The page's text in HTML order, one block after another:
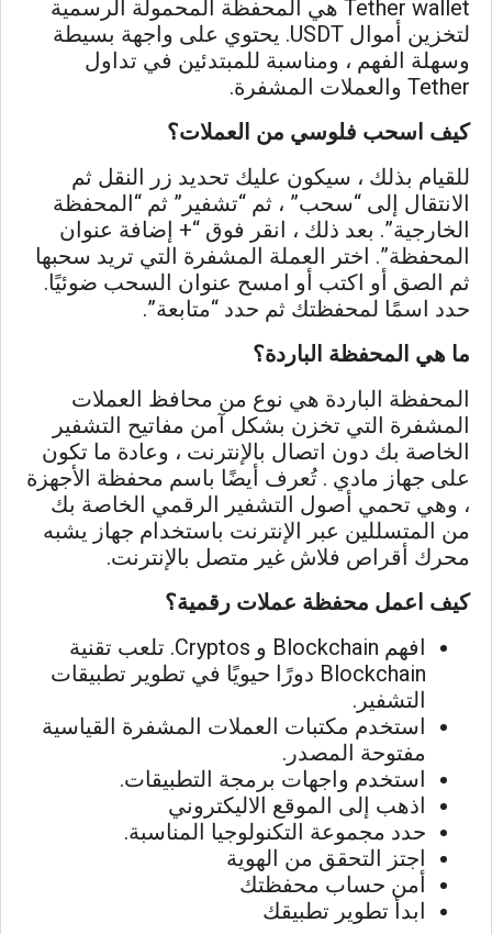
Tether wallet هي المحفظة المحمولة الرسمية
لتخزين أموال USDT. يحتوي على واجهة بسيطة
وسهلة الفهم ، ومناسبة للمبتدئين في تداول
Tether والعملات المشفرة.
كيف اسحب فلوسي من العملات؟
للقيام بذلك ، سيكون عليك تحديد زر النقل ثم
الانتقال إلى “سحب” ، ثم “تشفير” ثم “المحفظة
الخارجية”. بعد ذلك ، انقر فوق “+ إضافة عنوان
المحفظة”. اختر العملة المشفرة التي تريد سحبها
ثم الصق أو اكتب أو امسح عنوان السحب ضوئيًا.
حدد اسمًا لمحفظتك ثم حدد “متابعة”.
ما هي المحفظة الباردة؟
المحفظة الباردة هي نوع من محافظ العملات
المشفرة التي تخزن بشكل آمن مفاتيح التشفير
الخاصة بك دون اتصال بالإنترنت ، وعادة ما تكون
على جهاز مادي . تُعرف أيضًا باسم محفظة الأجهزة
، وهي تحمي أصول التشفير الرقمي الخاصة بك
من المتسللين عبر الإنترنت باستخدام جهاز يشبه
محرك أقراص فلاش غير متصل بالإنترنت.
كيف اعمل محفظة عملات رقمية؟
افهم Blockchain و Cryptos. تلعب تقنية
Blockchain دورًا حيويًا في تطوير تطبيقات
التشفير.
استخدم مكتبات العملات المشفرة القياسية
مفتوحة المصدر.
استخدم واجهات برمجة التطبيقات.
اذهب إلى الموقع الاليكتروني
حدد مجموعة التكنولوجيا المناسبة.
اجتز التحقق من الهوية
أمن حساب محفظتك
ابدأ تطوير تطبيقك